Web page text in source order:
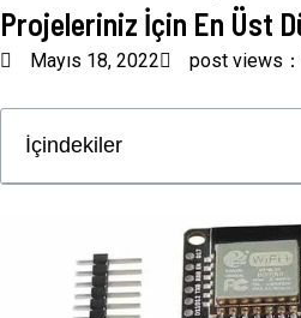
Projeleriniz İçin En Üst
Mayıs 18, 2022 post views
İçindekiler